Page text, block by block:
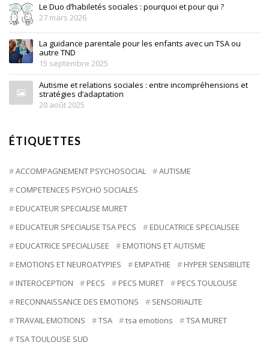
Le Duo d’habiletés sociales : pourquoi et pour qui ?
27 mars 2026
La guidance parentale pour les enfants avec un TSA ou
autre TND
15 septembre 2025
Autisme et relations sociales : entre incompréhensions et
stratégies d’adaptation
20 août 2025
ÉTIQUETTES
ACCOMPAGNEMENT PSYCHOSOCIAL
AUTISME
COMPETENCES PSYCHO SOCIALES
EDUCATEUR SPECIALISE MURET
EDUCATEUR SPECIALISE TSA PECS
EDUCATRICE SPECIALISEE
EDUCATRICE SPECIALUSEE
EMOTIONS ET AUTISME
EMOTIONS ET NEUROATYPIES
EMPATHIE
HYPER SENSIBILITE
INTEROCEPTION
PECS PECS MURET
PECS TOULOUSE
RECONNAISSANCE DES EMOTIONS
SENSORIALITE
TRAVAIL EMOTIONS
TSA tsa emotions
TSA MURET
TSA TOULOUSE SUD